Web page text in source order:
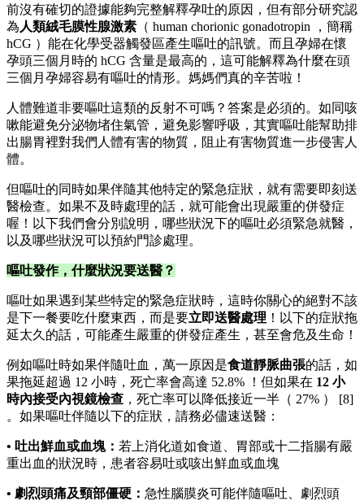
前沒有確切的證據能夠完整解釋孕吐的原因，但有部分研究認
為 人類絨毛膜性腺激素 （ human chorionic gonadotropin ，簡稱
hCG ）能在化學受器觸發區產生嘔吐的訊號。而且孕婦在懷
孕頭三個月時的 hCG 含量是最高的，這可能解釋為什麼在頭
三個月孕婦容易有嘔吐的情形。媽媽們真的辛苦啦！
人體難道非要嘔吐這類的反射不可嗎？答案是必須的。如同咳
嗽能避免分泌物堵住氣管，避免影響呼吸，其實嘔吐能幫助排
出腸胃裡對我們人體有害的物質，阻止有害物質進一步侵害人
體。
但嘔吐的同時如果伴隨其他特定的緊急症狀，就有需要即刻送
醫檢查。如果不及時處理的話，就可能會出現嚴重的併發症
喔！以下我們會分別說明，哪些狀況下的嘔吐必須緊急就醫，
以及哪些狀況可以預約門診處理。
嘔吐發作，什麼狀況要送醫？
嘔吐如果遇到某些特定的緊急症狀時，這時你關心的絕對不該
是下一餐要吃什麼東西，而是要立即送醫處理 ！以下的症狀拖
延太久的話，可能產生嚴重的併發症產生，甚至會危及生命！
例如嘔吐時如果伴隨吐血，萬一原因是食道靜脈曲張的話，如
果拖延超過 12 小時，死亡率會高達 52.8% ！但如果在 12 小
時內接受內視鏡檢查 ，死亡率可以降低接近一半（ 27% ） [8]
。如果嘔吐伴隨以下的症狀，請務必儘速送醫：
• 吐出鮮血或血塊： 若上消化道如食道、胃部或十二指腸有嚴
重出血的狀況時，患者容易吐或咳出鮮血或血塊
• 劇烈頭痛及頸部僵硬： 急性腦膜炎可能伴隨嘔吐、劇烈頭